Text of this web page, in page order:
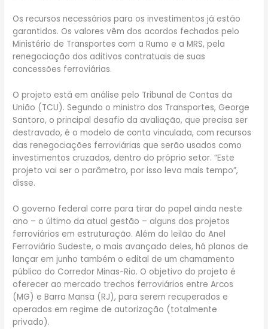
Os recursos necessários para os investimentos já estão
garantidos. Os valores vêm dos acordos fechados pelo
Ministério de Transportes com a Rumo e a MRS, pela
renegociação dos aditivos contratuais de suas
concessões ferroviárias.
O projeto está em análise pelo Tribunal de Contas da
União (TCU). Segundo o ministro dos Transportes, George
Santoro, o principal desafio da avaliação, que precisa ser
destravado, é o modelo de conta vinculada, com recursos
das renegociações ferroviárias que serão usados como
investimentos cruzados, dentro do próprio setor. “Este
projeto vai ser o parâmetro, por isso leva mais tempo”,
disse.
O governo federal corre para tirar do papel ainda neste
ano – o último da atual gestão – alguns dos projetos
ferroviários em estruturação. Além do leilão do Anel
Ferroviário Sudeste, o mais avançado deles, há planos de
lançar em junho também o edital de um chamamento
público do Corredor Minas-Rio. O objetivo do projeto é
oferecer ao mercado trechos ferroviários entre Arcos
(MG) e Barra Mansa (RJ), para serem recuperados e
operados em regime de autorização (totalmente
privado).